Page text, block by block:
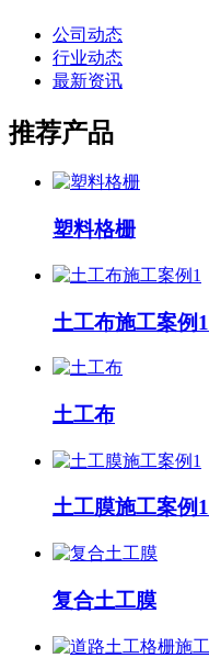
公司动态
行业动态
最新资讯
推荐产品
塑料格栅
土工布施工案例1
土工布
土工膜施工案例1
复合土工膜